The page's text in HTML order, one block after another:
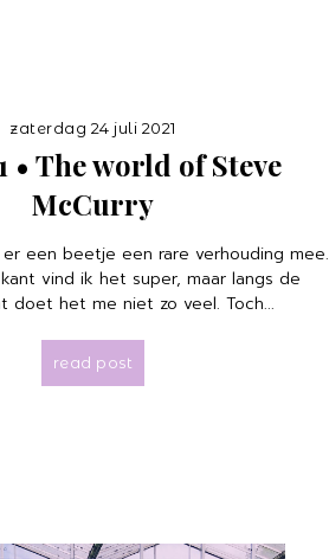
zaterdag 24 juli 2021
• The world of Steve
McCurry
een beetje een rare verhouding mee.
vind ik het super, maar langs de
doet het me niet zo veel. Toch...
read post